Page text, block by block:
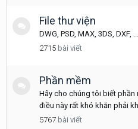
File thư viện
DWG, PSD, MAX, 3DS, DXF, ...
2715 bài viết
Phần mềm
Hãy cho chúng tôi biết
điều này rất khó khăn phải
5767 bài viết